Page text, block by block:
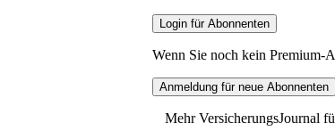
Wenn Sie noch kein Premium-
Mehr VersicherungsJournal